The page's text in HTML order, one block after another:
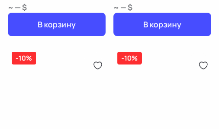
~ — $
В корзину
~ — $
В корзину
-10% -10%